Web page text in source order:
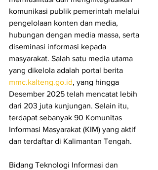
komunikasi publik pemerintah melalui
pengelolaan konten dan media,
hubungan dengan media massa, serta
diseminasi informasi kepada
masyarakat. Salah satu media utama
yang dikelola adalah portal berita
mmc.kalteng.go.id, yang hingga
Desember 2025 telah mencatat lebih
dari 203 juta kunjungan. Selain itu,
terdapat sebanyak 90 Komunitas
Informasi Masyarakat (KIM) yang aktif
dan terdaftar di Kalimantan Tengah.
Bidang Teknologi Informasi dan